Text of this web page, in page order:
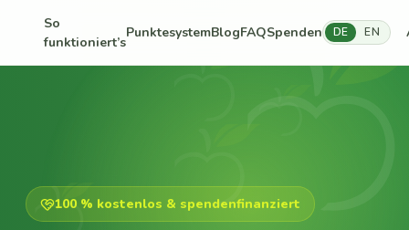
So
funktioniert’s
PunktesystemBlogFAQSpenden DE EN
100 % kostenlos & spendenfinanziert